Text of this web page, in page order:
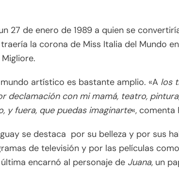
27 de enero de 1989 a quien se
la corona de Miss Italia del Mundo
artístico es bastante amplio. «A los
declamación con mi mamá, teatro,
y fuera, que puedas imaginarte«, comenta
se destaca por su belleza y por sus
de televisión y por las películas
última encarnó al personaje de Juana, un